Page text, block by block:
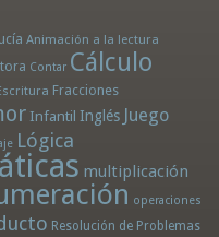
Animación a la lectura
Contar Cálculo
Fracciones
Infantil Inglés Juego
Lógica
multiplicación
operaciones
Resolución de Problemas